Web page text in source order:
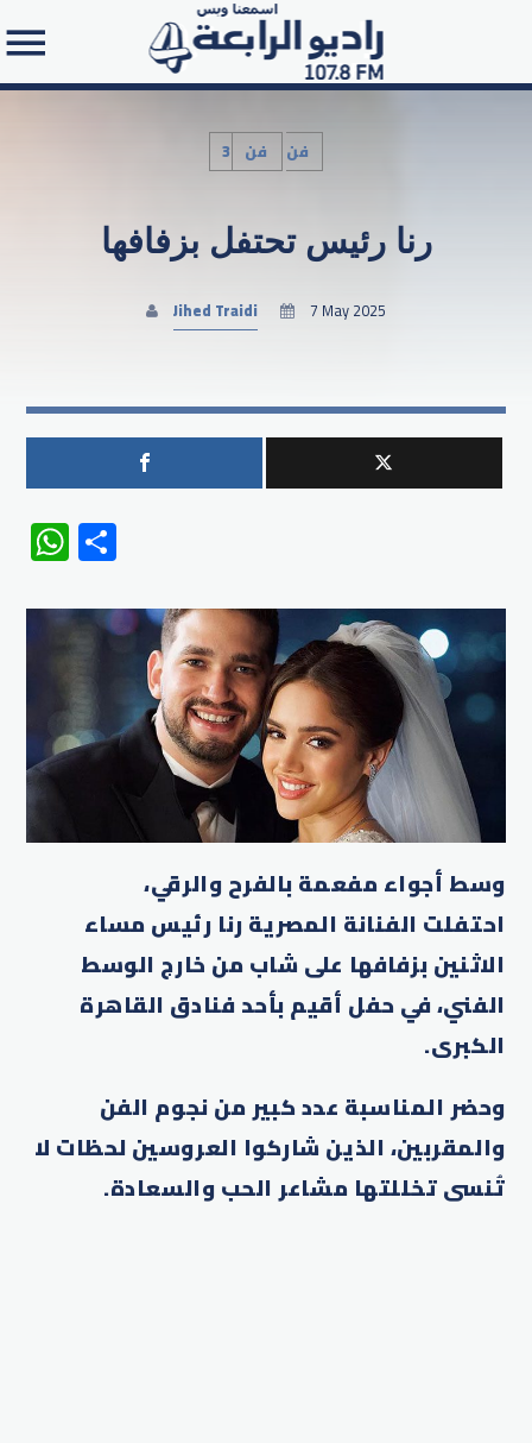
Search in the website:
3فن فن
رنا رئيس تحتفل بزفافها
Jihed Traidi 7 May 2025
WhatsApp
وسط أجواء مفعمة بالفرح والرقي،
احتفلت الفنانة المصرية رنا رئيس مساء
الاثنين بزفافها على شاب من خارج الوسط
الفني، في حفل أقيم بأحد فنادق القاهرة
الكبرى.
وحضر المناسبة عدد كبير من نجوم الفن
والمقربين، الذين شاركوا العروسين لحظات لا
تُنسى تخللتها مشاعر الحب والسعادة.